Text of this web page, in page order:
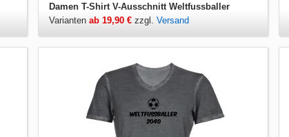
Damen T-Shirt V-Ausschnitt Weltfussballer
Varianten ab 19,90 €zzgl. Versand